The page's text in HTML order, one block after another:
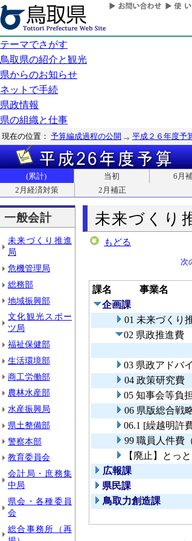
テーマでさがす
鳥取県の紹介と観光
県からのお知らせ
ネットで手続
県政情報
県の組織と仕事
現在の位置： 予算編成過程の公開 平成２６年度予
(累計) 当初 6月
2月経済対策
2月補正
一般会計
未来づくり推進
局
危機管理局
総務部
地域振興部
文化観光スポー
ツ局
福祉保健部
生活環境部
商工労働部
農林水産部
水産振興局
県土整備部
警察本部
教育委員会
会計局・庶務集
中局
県会・各種委員
会
総合事務所（再
未来づくり
もどる
次
課名 事業名
企画課
01 未来づくり
02 県政推進費
03 県政アドバ
04 政策研究費
05 知事会等負
06 県版総合戦
06.1 [繰越明許
99 職員人件費
【廃止】とっ
広報課
県民課
鳥取力創造課